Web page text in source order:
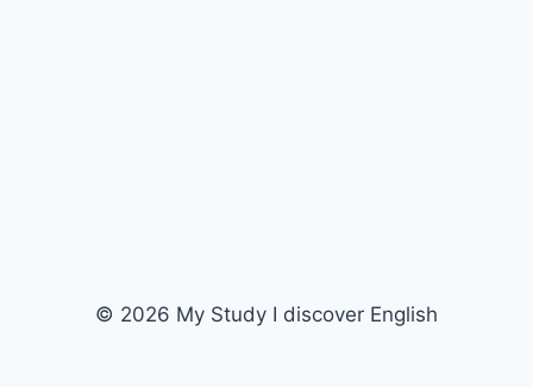
© 2026 My Study I discover English